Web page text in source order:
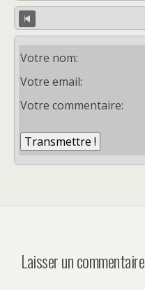
Votre nom:
Votre email:
Votre commentaire:
Laisser un commentaire